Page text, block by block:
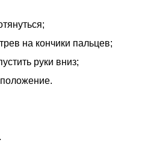
на кончики пальцев;
руки вниз;